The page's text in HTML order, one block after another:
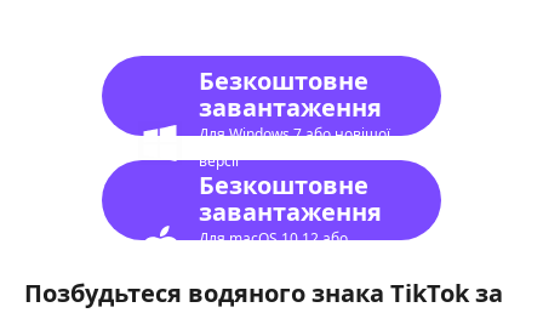
Безкоштовне
завантаження
Для Windows 7 або новішої
версії
Безкоштовне
завантаження
Для macOS 10.12 або
Позбудьтеся водяного знака TikTok за